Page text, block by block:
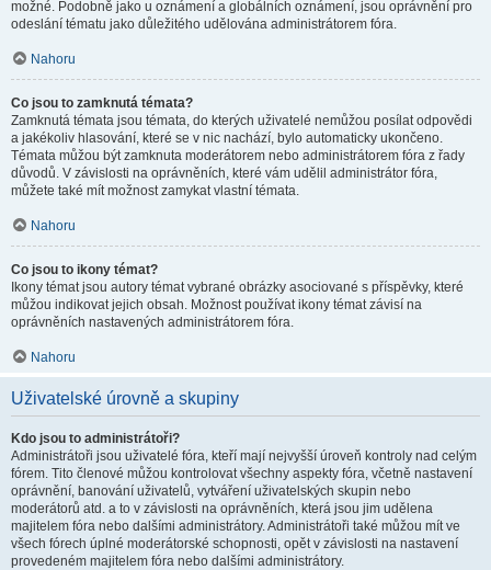
možné. Podobně jako u oznámení a globálních oznámení, jsou oprávnění pro
odeslání tématu jako důležitého udělována administrátorem fóra.
Nahoru
Co jsou to zamknutá témata?
Zamknutá témata jsou témata, do kterých uživatelé nemůžou posílat odpovědi
a jakékoliv hlasování, které se v nic nachází, bylo automaticky ukončeno.
Témata můžou být zamknuta moderátorem nebo administrátorem fóra z řady
důvodů. V závislosti na oprávněních, které vám udělil administrátor fóra,
můžete také mít možnost zamykat vlastní témata.
Nahoru
Co jsou to ikony témat?
Ikony témat jsou autory témat vybrané obrázky asociované s příspěvky, které
můžou indikovat jejich obsah. Možnost používat ikony témat závisí na
oprávněních nastavených administrátorem fóra.
Nahoru
Uživatelské úrovně a skupiny
Kdo jsou to administrátoři?
Administrátoři jsou uživatelé fóra, kteří mají nejvyšší úroveň kontroly nad celým
fórem. Tito členové můžou kontrolovat všechny aspekty fóra, včetně nastavení
oprávnění, banování uživatelů, vytváření uživatelských skupin nebo
moderátorů atd. a to v závislosti na oprávněních, která jsou jim udělena
majitelem fóra nebo dalšími administrátory. Administrátoři také můžou mít ve
všech fórech úplné moderátorské schopnosti, opět v závislosti na nastavení
provedeném majitelem fóra nebo dalšími administrátory.